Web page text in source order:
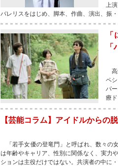
上
バレリスをはじめ、脚本、作曲、演出、振・
高
ペ
パ
療
【芸能コラム】アイドルから
「若手女優の登竜門」と呼ばれ、数々の
は年齢やキャリア、性別に関係なく、実力
ションは主役だけではない。共演者の中に・